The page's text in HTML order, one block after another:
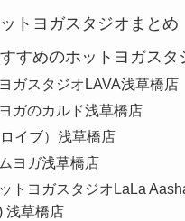
トヨガスタジオまとめ
すめのホットヨガスタ
ガスタジオLAVA浅草橋店
ガのカルド浅草橋店
イブ）浅草橋店
ヨガ浅草橋店
トヨガスタジオLaLa
浅草橋店